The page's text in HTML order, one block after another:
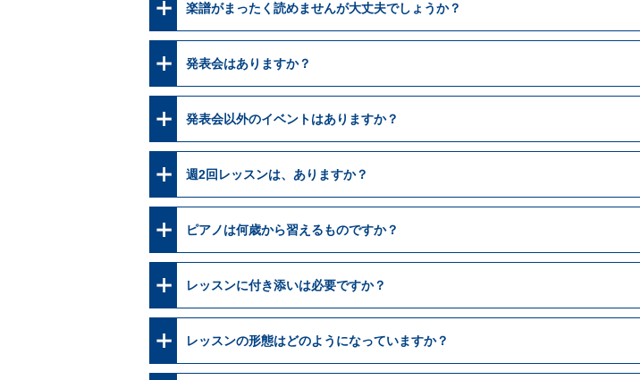
楽譜がまったく読めませんが大丈夫でしょうか？
発表会はありますか？
発表会以外のイベントはありますか？
週2回レッスンは、ありますか？
ピアノは何歳から習えるものですか？
レッスンに付き添いは必要ですか？
レッスンの形態はどのようになっていますか？